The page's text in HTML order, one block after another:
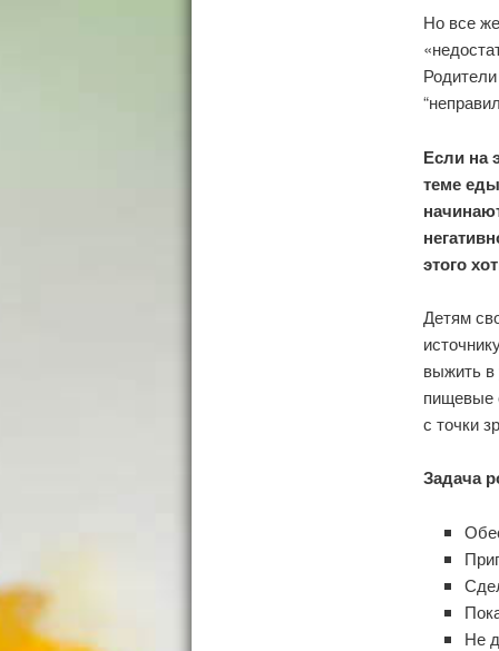
Но все
Если на
теме
этого
Детям
выжить в
пищевые
с точки
Задача
Не